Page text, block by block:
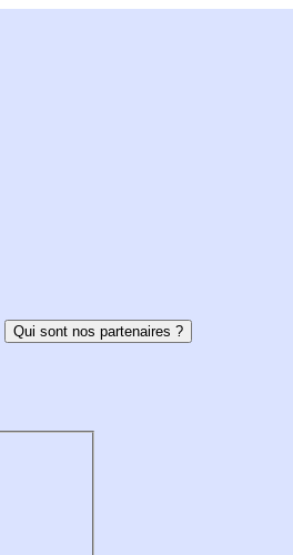
Qui sont nos partenaires ?